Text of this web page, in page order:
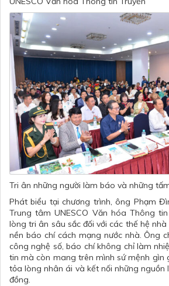
Tri ân những người làm báo và những
Phát biểu tại chương trình, ông Phạm
Trung tâm UNESCO Văn hóa Thông
lòng tri ân sâu sắc đối với các thế hệ
nền báo chí cách mạng nước nhà. Ông
công nghệ số, báo chí không chỉ làm
tin mà còn mang trên mình sứ mệnh gìn
tỏa lòng nhân ái và kết nối những nguồn
đồng.